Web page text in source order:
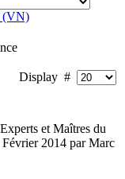
Display #
et Maîtres du
2014 par Marc